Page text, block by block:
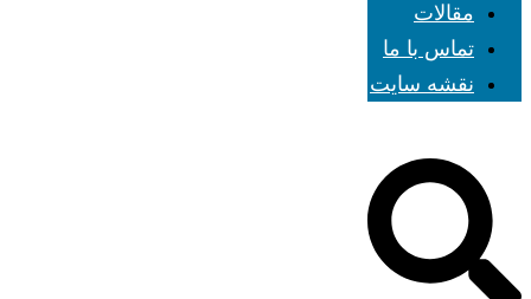
مقالات
تماس با ما
نقشه سایت